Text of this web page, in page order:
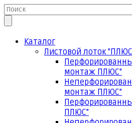
Каталог
Листовой лоток
монтаж ПЛЮС"
монтаж ПЛЮС"
ПЛЮС"